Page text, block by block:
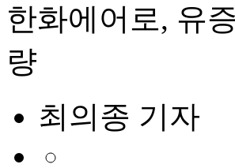
한화에어로, 유
량
최의종 기자